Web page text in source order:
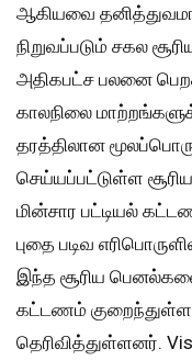
ஆகியவை
நிறுவப்படும் சகல
அதிகபட்ச பலனை
காலநிலை
தரத்திலான
செய்யப்பட்டுள்ள
மின்சார பட்டியல்
புதை படிவ
இந்த சூரிய
கட்டணம்
தெரிவித்துள்ளனர்.